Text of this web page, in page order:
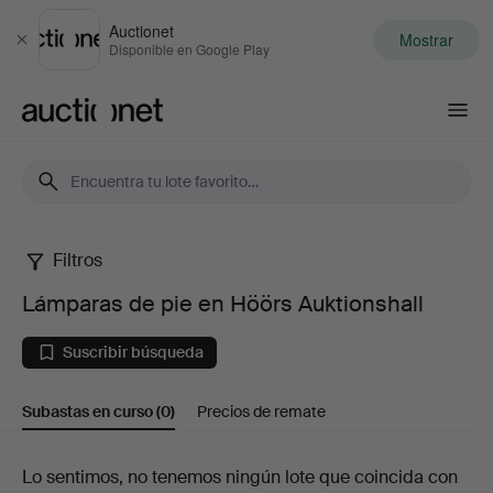
Cerrar
Auctionet
Disponible en Google Play Mostrar
Lámparas
de
pie
en
Filtros
Lámparas de pie en Höörs Auktionshall
Suscribir búsqueda
Subastas en curso(0) Precios de remate
Subastas
Lo sentimos, no tenemos ningún lote que coincida con